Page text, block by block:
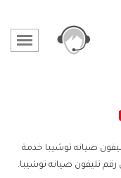
صيانه توشيبا خدمة
تليفون صيانه توشيبا.